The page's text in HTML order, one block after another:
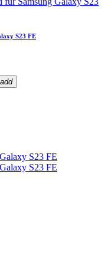
S23 FE
add